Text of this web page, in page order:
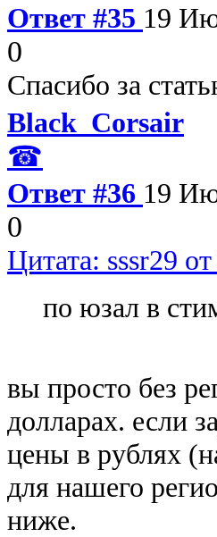
Ответ #35 19
0
Спасибо за
Black_Corsair
☎
Ответ #36 19
0
Цитата: sssr29
по юзал в
вы просто без
долларах. если
цены в рублях
для нашего
ниже.